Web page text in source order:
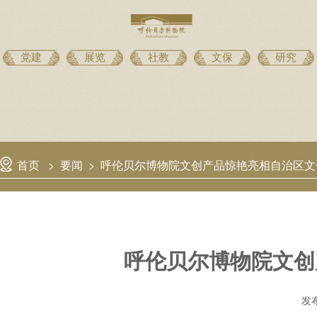
党建 展览 社教 文保 研究
首页 > 要闻 > 呼伦贝尔博物院文创产品惊艳亮相自治区
呼伦贝尔博物院文
发